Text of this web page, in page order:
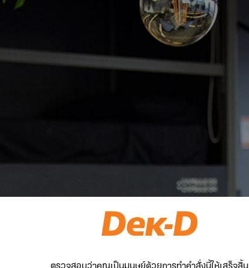
ตรวจสอบว่าคุณเป็นมนุษย์ด้วยการทำคำสั่งนี้ให้เสร็จสิ้น